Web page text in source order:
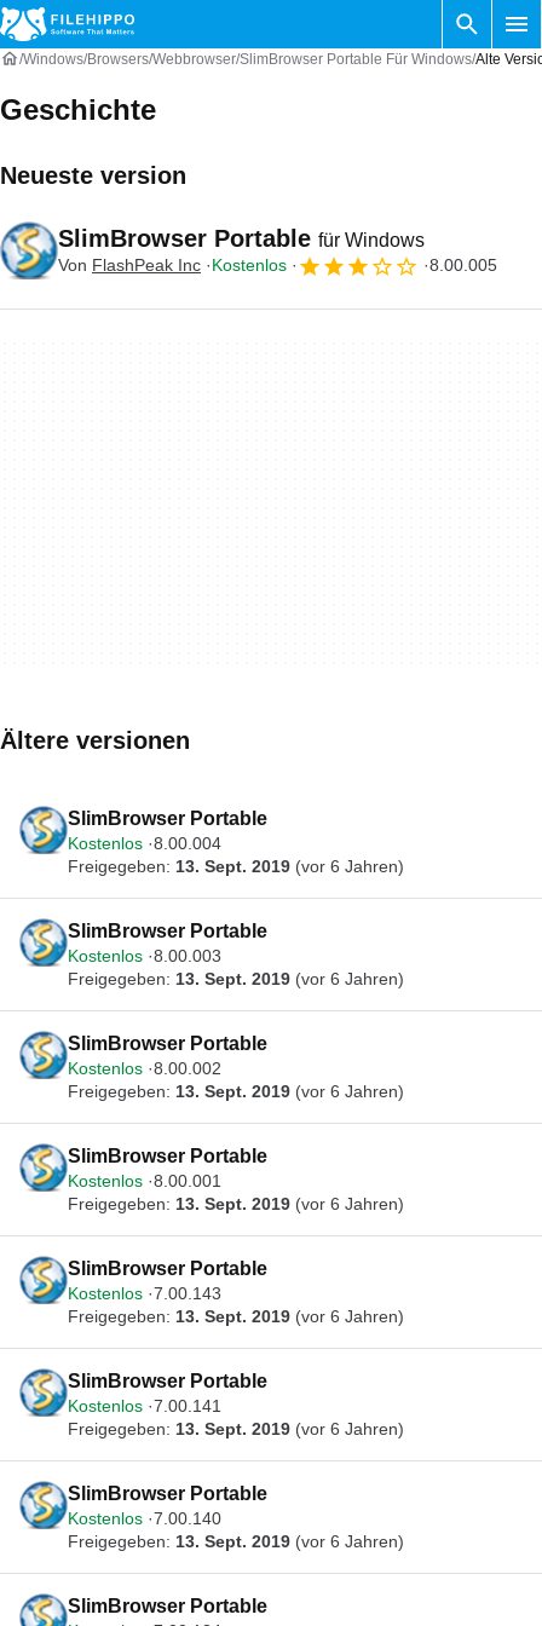
Windows Browsers Webbrowser SlimBrowser Portable Für Windows Alte
Geschichte
Neueste version
SlimBrowser Portable für Windows
Von FlashPeak Inc Kostenlos 8.00.005
Ältere versionen
SlimBrowser Portable
Kostenlos 8.00.004
Freigegeben: 13. Sept. 2019 (vor 6 Jahren)
SlimBrowser Portable
Kostenlos 8.00.003
Freigegeben: 13. Sept. 2019 (vor 6 Jahren)
SlimBrowser Portable
Kostenlos 8.00.002
Freigegeben: 13. Sept. 2019 (vor 6 Jahren)
SlimBrowser Portable
Kostenlos 8.00.001
Freigegeben: 13. Sept. 2019 (vor 6 Jahren)
SlimBrowser Portable
Kostenlos 7.00.143
Freigegeben: 13. Sept. 2019 (vor 6 Jahren)
SlimBrowser Portable
Kostenlos 7.00.141
Freigegeben: 13. Sept. 2019 (vor 6 Jahren)
SlimBrowser Portable
Kostenlos 7.00.140
Freigegeben: 13. Sept. 2019 (vor 6 Jahren)
SlimBrowser Portable